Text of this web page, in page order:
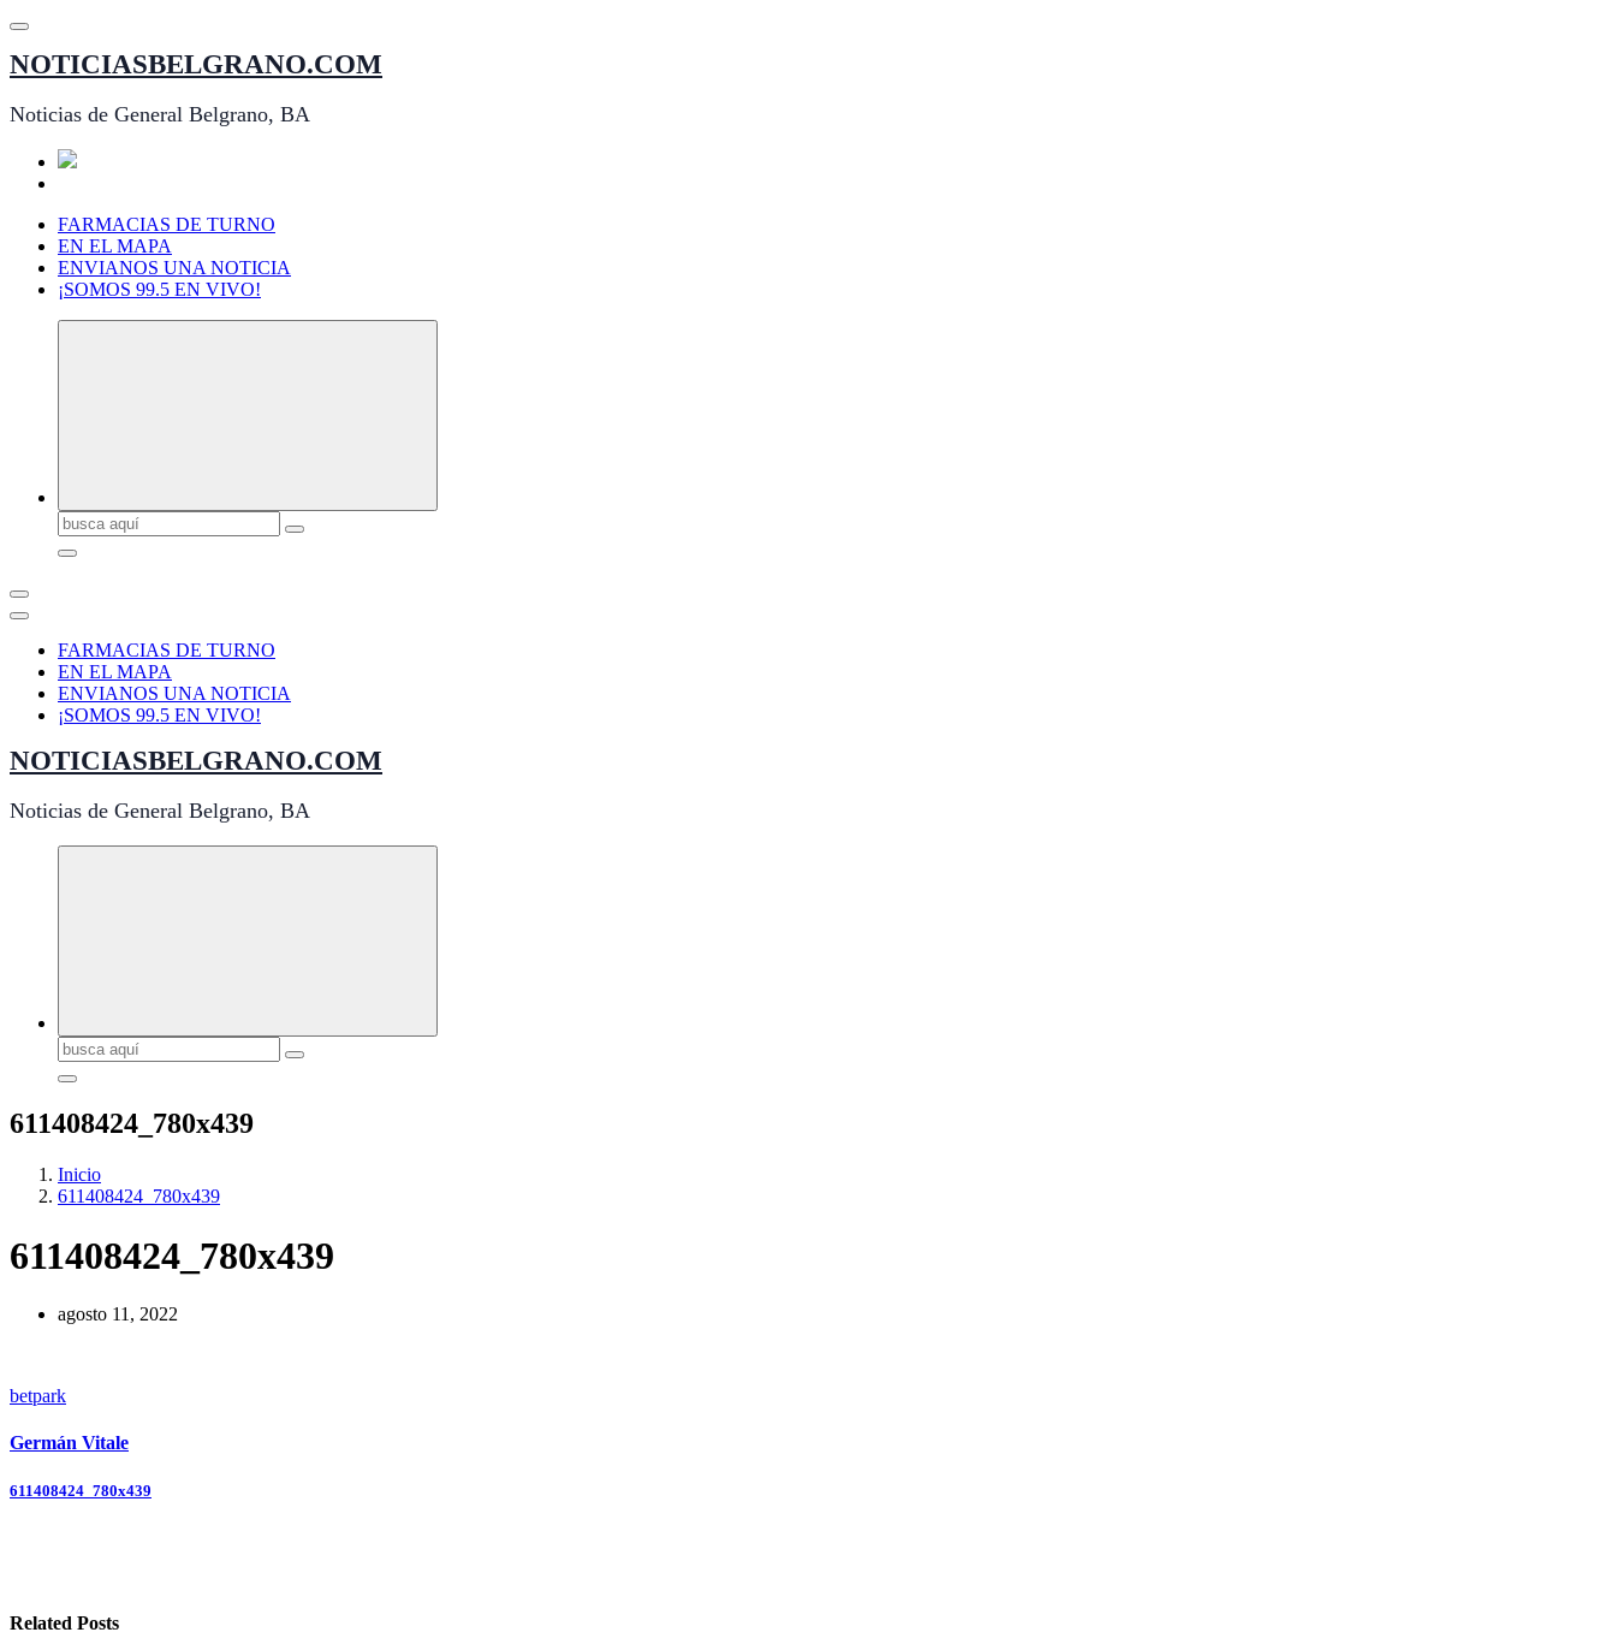
Saltar
contenido
NOTICIASBELGRANO.COM
Noticias de General Belgrano, BA
FARMACIAS DE TURNO
EN EL MAPA
ENVIANOS UNA NOTICIA
¡SOMOS 99.5 EN VIVO!
Buscar:
FARMACIAS DE TURNO
EN EL MAPA
ENVIANOS UNA NOTICIA
¡SOMOS 99.5 EN VIVO!
NOTICIASBELGRANO.COM
Noticias de General Belgrano, BA
Buscar:
611408424_780x439
Inicio
611408424_780x439
611408424_780x439
agosto 11, 2022
betpark
Germán Vitale
Navegación
611408424_780x439
Related Posts